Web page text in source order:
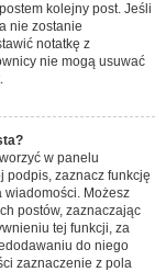
kolejny post. Jeśli
nie zostanie
notatkę z
nie mogą usuwać
w panelu
podpis, zaznacz funkcję
wiadomości. Możesz
postów, zaznaczając
tej funkcji, za
do niego
zaznaczenie z pola